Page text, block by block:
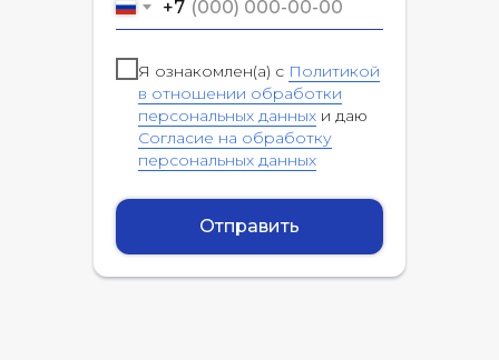
+7
Я ознакомлен(а) с Политикой
в отношении обработки
персональных данных и даю
Согласие на обработку
персональных данных
Отправить